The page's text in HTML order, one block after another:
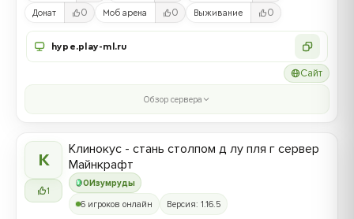
Донат 0 Моб арена 0 Выживание 0
hype.play-ml.ru
Сайт
Обзор сервера
К
1
0Изумруды
Клинокус - стань столпом д лу пля г сервер
Майнкрафт
6 игроков онлайн Версия: 1.16.5